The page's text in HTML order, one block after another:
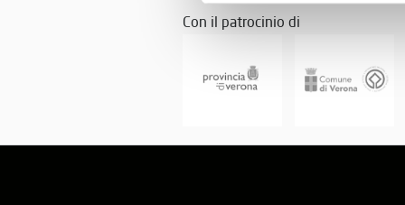
Con il patrocinio di